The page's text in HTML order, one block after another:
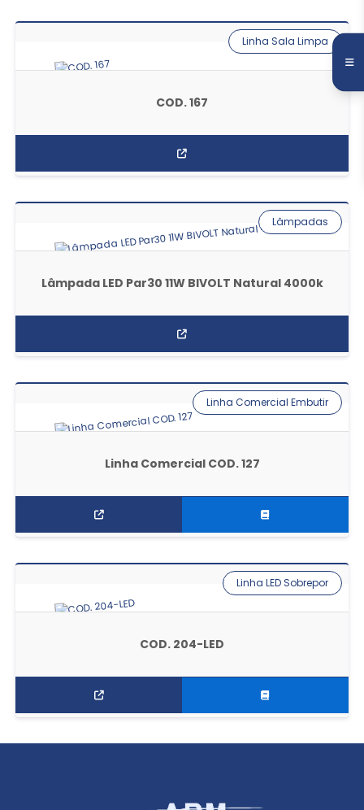
COD. 167
Linha Sala Limpa
Lâmpada LED Par30 11W BIVOLT Natural 4000k
Lâmpadas
Linha Comercial COD. 127
Linha Comercial Embutir
COD. 204-LED
Linha LED Sobrepor